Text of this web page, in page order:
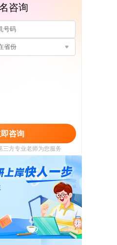
咨询
省份
咨询
三方专业老师为您服务
《用户政策》
《用户服务